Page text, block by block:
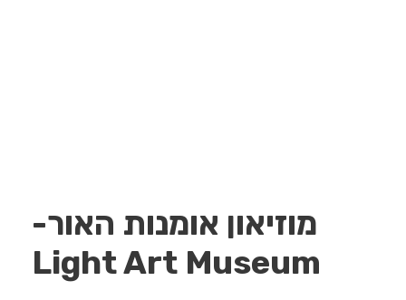
מוזיאון אומנות האור-
Light Art Museum